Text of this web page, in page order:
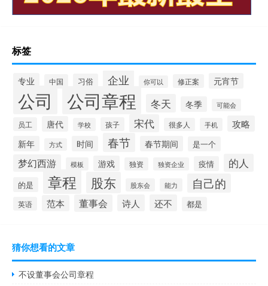
标签
专业 中国 习俗 企业 你可以 修正案 元宵节
公司 公司章程 冬天 冬季 可能会
员工 唐代 学校 孩子 宋代 很多人 手机 攻略
新年 方式 时间 春节 春节期间 是一个
梦幻西游 模板 游戏 独资 独资企业 疫情 的人
的是 章程 股东 股东会 能力 自己的
英语 范本 董事会 诗人 还不 都是
猜你想看的文章
不设董事会公司章程